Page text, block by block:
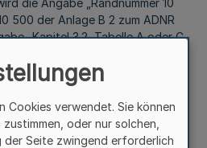
die Angabe „Randnummer 10
500 der Anlage B 2 zum ADNR
„Kapitel 3.2, Tabelle A oder C
„ADNR Anhang 2 zur
Angabe „7.2.4.10 ADNR/ADN“.
Cookies verwendet. Sie können
oder nur solchen,
der Seite zwingend erforderlich